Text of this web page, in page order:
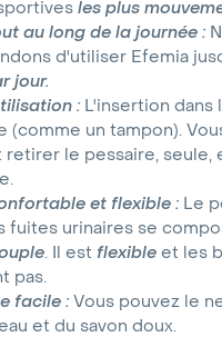
les plus
au long de la journée :
d'utiliser Efemia
jour.
: L'insertion dans
(comme un tampon).
retirer le pessaire, seule,
et flexible : Le
fuites urinaires se
. Il est flexible et les
pas.
facile : Vous pouvez le
et du savon doux.